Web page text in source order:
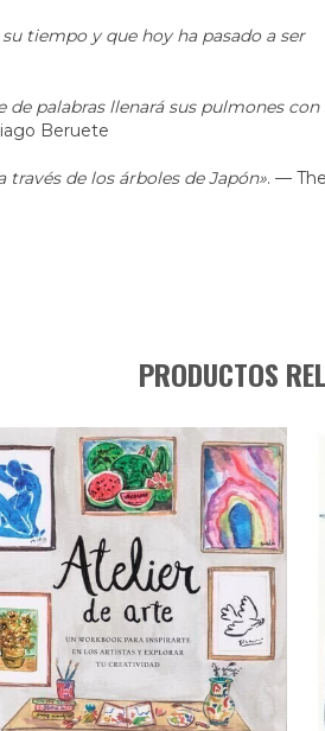
tiempo y que hoy ha pasado a ser
palabras llenará sus pulmones con
Beruete
través de los árboles de Japón». — The
PRODUCTOS